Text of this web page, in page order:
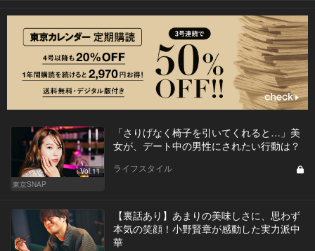
Vol.11
東京SNAP
「さりげなく椅子を引いてくれると…」美
女が、デート中の男性にされたい行動は？
ライフスタイル
【裏話あり】あまりの美味しさに、思わず
本気の笑顔！小野賢章が感動した実力派中
華